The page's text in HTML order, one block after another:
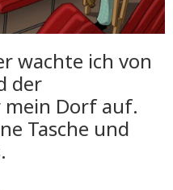
wachte ich von
der
mein Dorf auf.
Tasche und